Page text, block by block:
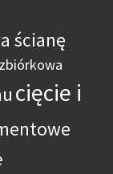
ścianę
cięcie i